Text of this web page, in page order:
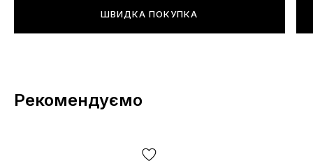
ШВИДКА ПОКУПКА
Рекомендуємо